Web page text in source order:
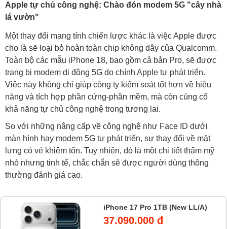
Apple tự chủ công nghệ: Chào đón modem 5G "cây nhà
lá vườn"
Một thay đổi mang tính chiến lược khác là việc Apple được
cho là sẽ loại bỏ hoàn toàn chip không dây của Qualcomm.
Toàn bộ các mẫu iPhone 18, bao gồm cả bản Pro, sẽ được
trang bị modem di động 5G do chính Apple tự phát triển.
Việc này không chỉ giúp công ty kiểm soát tốt hơn về hiệu
năng và tích hợp phần cứng-phần mềm, mà còn củng cố
khả năng tự chủ công nghệ trong tương lai.
So với những nâng cấp về công nghệ như Face ID dưới
màn hình hay modem 5G tự phát triển, sự thay đổi về mặt
lưng có vẻ khiêm tốn. Tuy nhiên, đó là một chi tiết thẩm mỹ
nhỏ nhưng tinh tế, chắc chắn sẽ được người dùng thông
thường đánh giá cao.
iPhone 17 Pro 1TB (New LL/A)
37.090.000 đ